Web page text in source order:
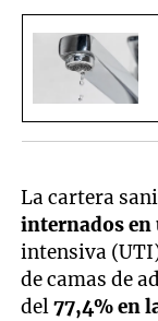
La cartera
internados
intensiva
de camas de
del77,4% en